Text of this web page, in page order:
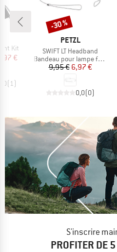
Kit
réduit
€
(1)
MARQUE
PETZL
Article
SWIFT LT Headband
Product group
Bandeau pour lampe frontale
Prix
9,95 €Prix réduit
6,97 €
0,0(0)
Remise
-30 %
S'inscrire
PROFITER DE